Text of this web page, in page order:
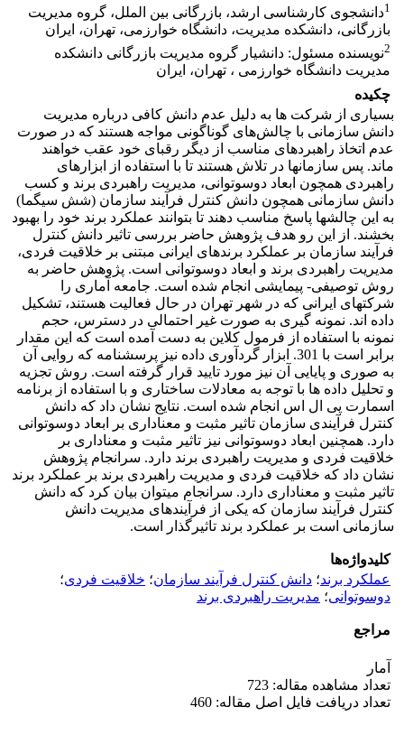
1دانشجوی کارشناسی ارشد، بازرگانی بین‏ الملل، گروه مدیریت
بازرگانی، دانشکده مدیریت، دانشگاه خوارزمی، تهران، ایران
2نویسنده مسئول: دانشیار گروه مدیریت بازرگانی دانشکده
مدیریت دانشگاه خوارزمی ، تهران، ایران
چکیده
بسیاری از شرکت ها به دلیل عدم دانش کافی درباره مدیریت
دانش سازمانی با چالش‌های گوناگونی مواجه هستند که در صورت
عدم اتخاذ راهبردهای مناسب از دیگر رقبای خود عقب خواهند
ماند. پس سازمان‏ها در تلاش هستند تا با استفاده از ابزارهای
راهبردی همچون ابعاد دوسوتوانی، مدیریت راهبردی برند و کسب
دانش سازمانی همچون دانش کنترل فرآیند سازمان (شش سیگما)
به این چالش‏ها پاسخ مناسب دهند تا بتوانند عملکرد برند خود را بهبود
بخشند. از این رو هدف پژوهش حاضر بررسی تاثیر دانش کنترل
فرآیند سازمان بر عملکرد برندهای ایرانی مبتنی بر خلاقیت فردی،
مدیریت راهبردی برند و ابعاد دوسوتوانی است. پژوهش حاضر به
روش توصیفی- پیمایشی انجام شده است. جامعه آماری را
شرکت‏های ایرانی که در شهر تهران در حال فعالیت هستند، تشکیل
داده ‏اند. نمونه ‏گیری به صورت غیر احتمالی در دسترس، حجم
نمونه با استفاده از فرمول کلاین به‏ دست آمده است که این مقدار
برابر است با 301. ابزار گردآوری داده‏ نیز پرسشنامه که روایی آن
به صوری و پایایی آن نیز مورد تایید قرار گرفته است. روش تجزیه
و تحلیل داده ‏ها با توجه به معادلات ساختاری و با استفاده از برنامه
اسمارت پی ال اس انجام شده است. نتایج نشان داد که دانش
کنترل فرآیندی سازمان تاثیر مثبت و معناداری بر ابعاد دوسوتوانی
دارد. همچنین ابعاد دوسوتوانی نیز تاثیر مثبت و معناداری بر
خلاقیت فردی و مدیریت راهبردی برند دارد. سرانجام پژوهش
نشان داد که خلاقیت فردی و مدیریت راهبردی برند بر عملکرد برند
تاثیر مثبت و معناداری دارد. سرانجام می‏توان بیان کرد که دانش
کنترل فرآیند سازمان که یکی از فرآیندهای مدیریت دانش
سازمانی است بر عملکرد برند تاثیرگذار است.
کلیدواژه‌ها
عملکرد برند؛ دانش کنترل فرآیند سازمان؛ خلاقیت فردی؛
دوسوتوانی؛ مدیریت راهبردی برند
مراجع
آمار
تعداد مشاهده مقاله: 723
تعداد دریافت فایل اصل مقاله: 460